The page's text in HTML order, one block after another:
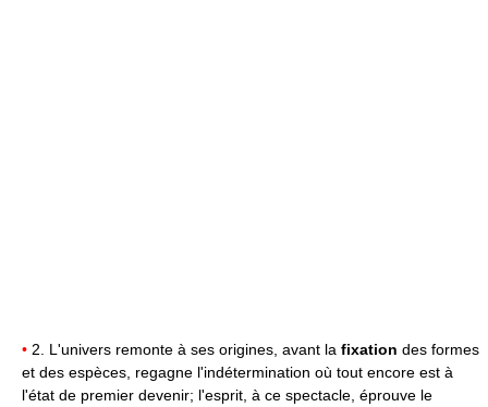
• 2. L'univers remonte à ses origines, avant la fixation des formes
et des espèces, regagne l'indétermination où tout encore est à
l'état de premier devenir; l'esprit, à ce spectacle, éprouve le